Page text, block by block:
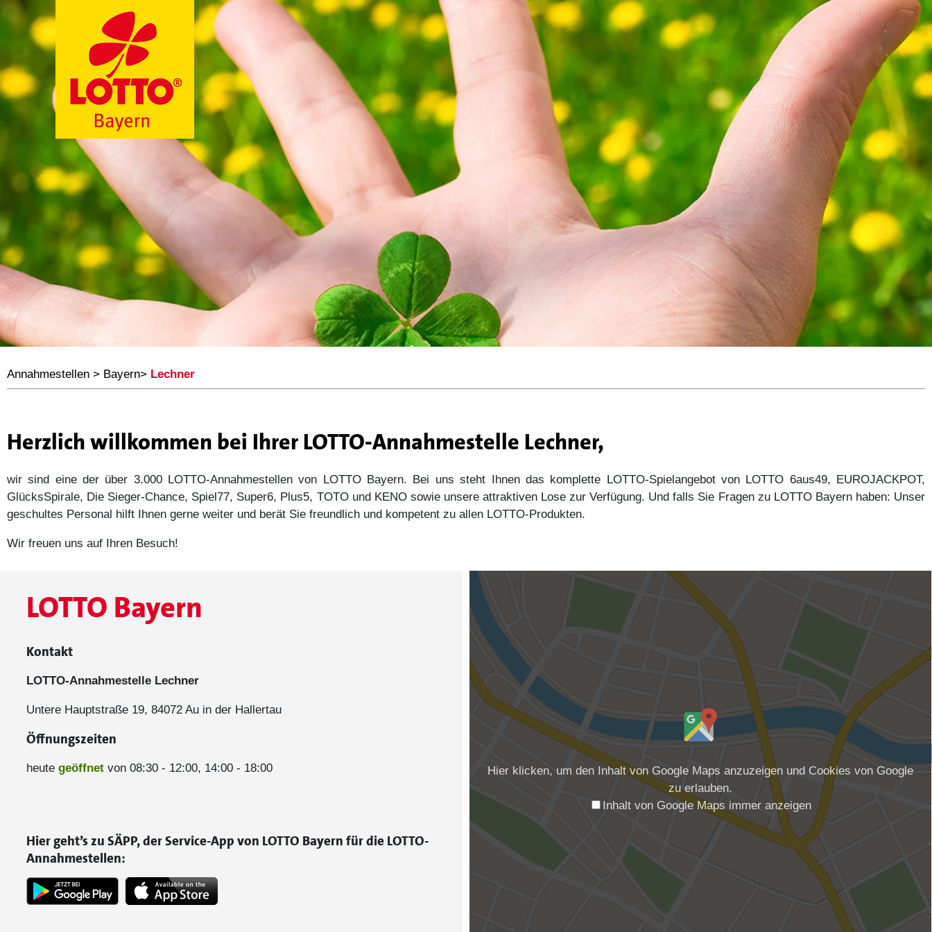
Annahmestellen > Bayern> Lechner
Herzlich willkommen bei Ihrer LOTTO-Annahmestelle Lechner,
wir sind eine der über 3.000 LOTTO-Annahmestellen von LOTTO Bayern. Bei uns steht Ihnen das komplette LOTTO-Spielangebot von LOTTO 6aus49, EUROJACKPOT,
GlücksSpirale, Die Sieger-Chance, Spiel77, Super6, Plus5, TOTO und KENO sowie unsere attraktiven Lose zur Verfügung. Und falls Sie Fragen zu LOTTO Bayern haben: Unser
geschultes Personal hilft Ihnen gerne weiter und berät Sie freundlich und kompetent zu allen LOTTO-Produkten.
Wir freuen uns auf Ihren Besuch!
LOTTO Bayern
Kontakt
LOTTO-Annahmestelle Lechner
Untere Hauptstraße 19, 84072 Au in der Hallertau
Öffnungszeiten
heute geöffnet von 08:30 - 12:00, 14:00 - 18:00
Hier geht’s zu SÄPP, der Service-App von LOTTO Bayern für die LOTTO-
Annahmestellen:
Hier klicken, um den Inhalt von Google Maps anzuzeigen und Cookies von Google
zu erlauben.
Inhalt von Google Maps immer anzeigen